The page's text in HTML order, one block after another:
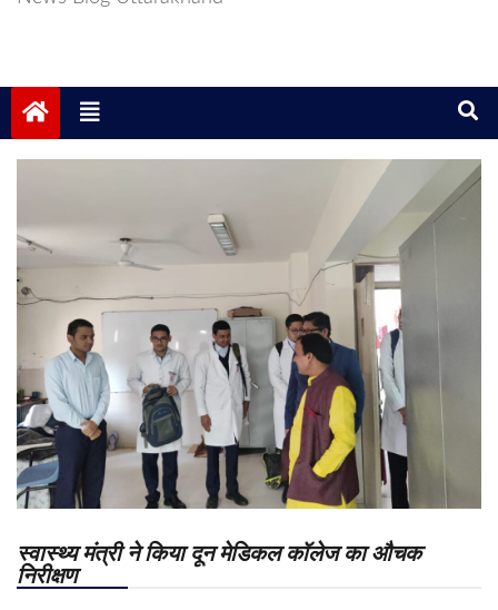
स्वास्थ्य मंत्री ने किया दून मेडिकल कॉलेज का औचक
निरीक्षण